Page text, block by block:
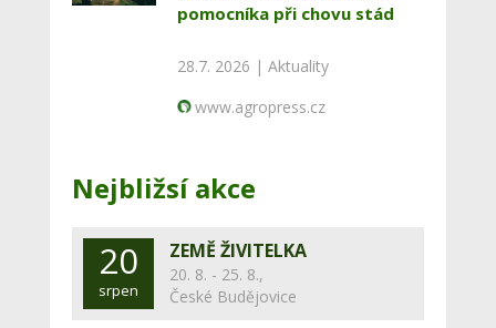
pomocníka při chovu stád
28.7. 2026 | Aktuality
www.agropress.cz
Nejbližsí akce
20
srpen
ZEMĚ ŽIVITELKA
20. 8. - 25. 8.,
České Budějovice